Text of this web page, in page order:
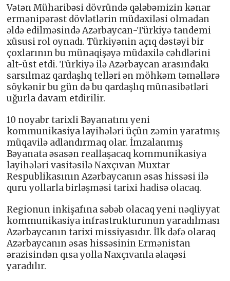
Vətən Müharibəsi dövründə qələbəmizin kənar
ermənipərəst dövlətlərin müdaxiləsi olmadan
əldə edilməsində Azərbaycan-Türkiyə tandemi
xüsusi rol oynadı. Türkiyənin açıq dəstəyi bir
çoxlarının bu münaqişəyə müdaxilə cəhdlərini
alt-üst etdi. Türkiyə ilə Azərbaycan arasındakı
sarsılmaz qardaşlıq telləri ən möhkəm təməllərə
söykənir bu gün də bu qardaşlıq münasibətləri
uğurla davam etdirilir.
10 noyabr tarixli Bəyanatını yeni
kommunikasiya layihələri üçün zəmin yaratmış
müqavilə adlandırmaq olar. İmzalanmış
Bəyanata əsasən reallaşacaq kommunikasiya
layihələri vasitəsilə Naxçıvan Muxtar
Respublikasının Azərbaycanın əsas hissəsi ilə
quru yollarla birləşməsi tarixi hadisə olacaq.
Regionun inkişafına səbəb olacaq yeni nəqliyyat
kommunikasiya infrastrukturunun yaradılması
Azərbaycanın tarixi missiyasıdır. İlk dəfə olaraq
Azərbaycanın əsas hissəsinin Ermənistan
ərazisindən qısa yolla Naxçıvanla əlaqəsi
yaradılır.